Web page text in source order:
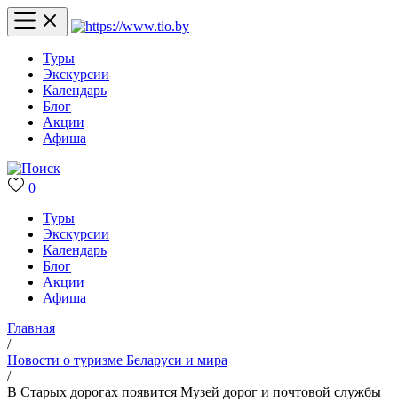
Туры
Экскурсии
Календарь
Блог
Акции
Афиша
0
Туры
Экскурсии
Календарь
Блог
Акции
Афиша
Главная
/
Новости о туризме Беларуси и мира
/
В Старых дорогах появится Музей дорог и почтовой службы